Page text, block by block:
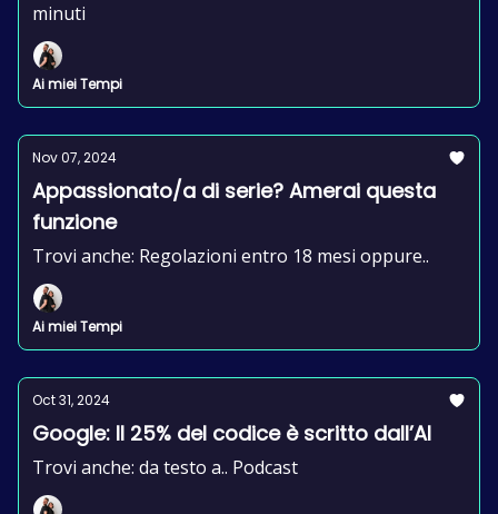
minuti
Ai miei Tempi
Nov 07, 2024
Appassionato/a di serie? Amerai questa
funzione
Trovi anche: Regolazioni entro 18 mesi oppure..
Ai miei Tempi
Oct 31, 2024
Google: Il 25% del codice è scritto dall’AI
Trovi anche: da testo a.. Podcast